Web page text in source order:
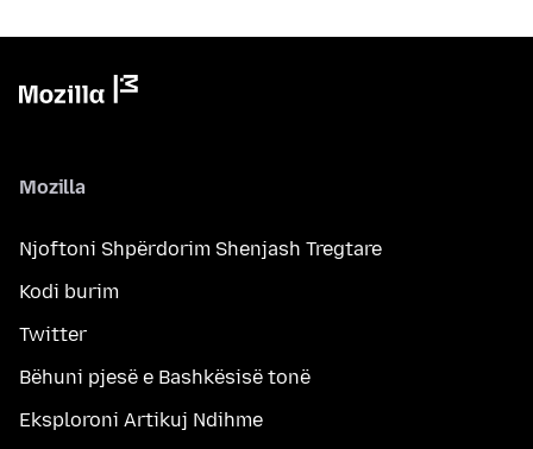
Mozilla
Njoftoni Shpërdorim Shenjash Tregtare
Kodi burim
Twitter
Bëhuni pjesë e Bashkësisë tonë
Eksploroni Artikuj Ndihme